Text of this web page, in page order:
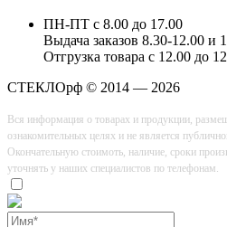
ПН-ПТ с 8.00 до 17.00
Выдача заказов 8.30-12.00 и
Отгрузка товара с 12.00 до
СТЕКЛОрф © 2014 — 2026
Вся информация о товарах и продукции,
ознакомительных целях и не является
Окончательную стоимоть, наличие, сроки
уточнять у наших специалистов по телефонам.